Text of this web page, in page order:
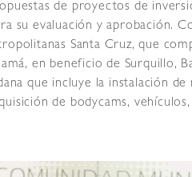
de proyectos de
su evaluación y aprobación.
Santa Cruz, que
en beneficio de Surquillo,
que incluye la instalación de
de bodycams,